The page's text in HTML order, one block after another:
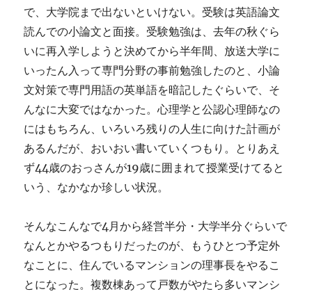
で、大学院まで出ないといけない。受験は英語論文
読んでの小論文と面接。受験勉強は、去年の秋ぐら
いに再入学しようと決めてから半年間、放送大学に
いったん入って専門分野の事前勉強したのと、小論
文対策で専門用語の英単語を暗記したぐらいで、そ
んなに大変ではなかった。心理学と公認心理師なの
にはもちろん、いろいろ残りの人生に向けた計画が
あるんだが、おいおい書いていくつもり。とりあえ
ず44歳のおっさんが19歳に囲まれて授業受けてると
いう、なかなか珍しい状況。
そんなこんなで4月から経営半分・大学半分ぐらいで
なんとかやるつもりだったのが、もうひとつ予定外
なことに、住んでいるマンションの理事長をやるこ
とになった。複数棟あって戸数がやたら多いマンシ